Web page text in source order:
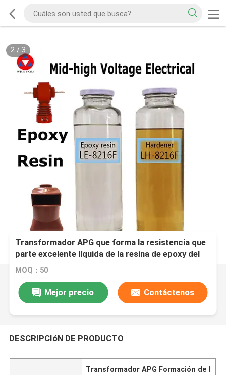
2/ 3
Transformador APG que forma la resistencia que
parte excelente líquida de la resina de epoxy del
uso
MOQ：50
Mejor precio Contáctenos
DESCRIPCIóN DE PRODUCTO
Transformador APG Formación de l